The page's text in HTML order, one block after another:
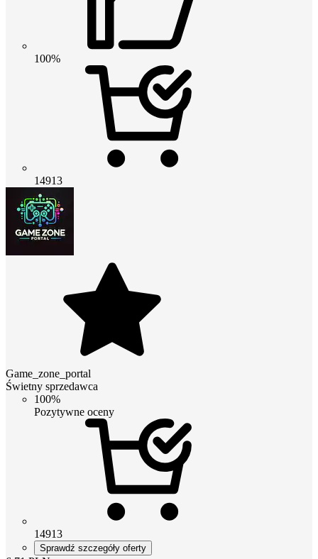
100%
14913
Game_zone_portal
Świetny sprzedawca
100%
Pozytywne oceny
14913
Sprawdź szczegóły oferty